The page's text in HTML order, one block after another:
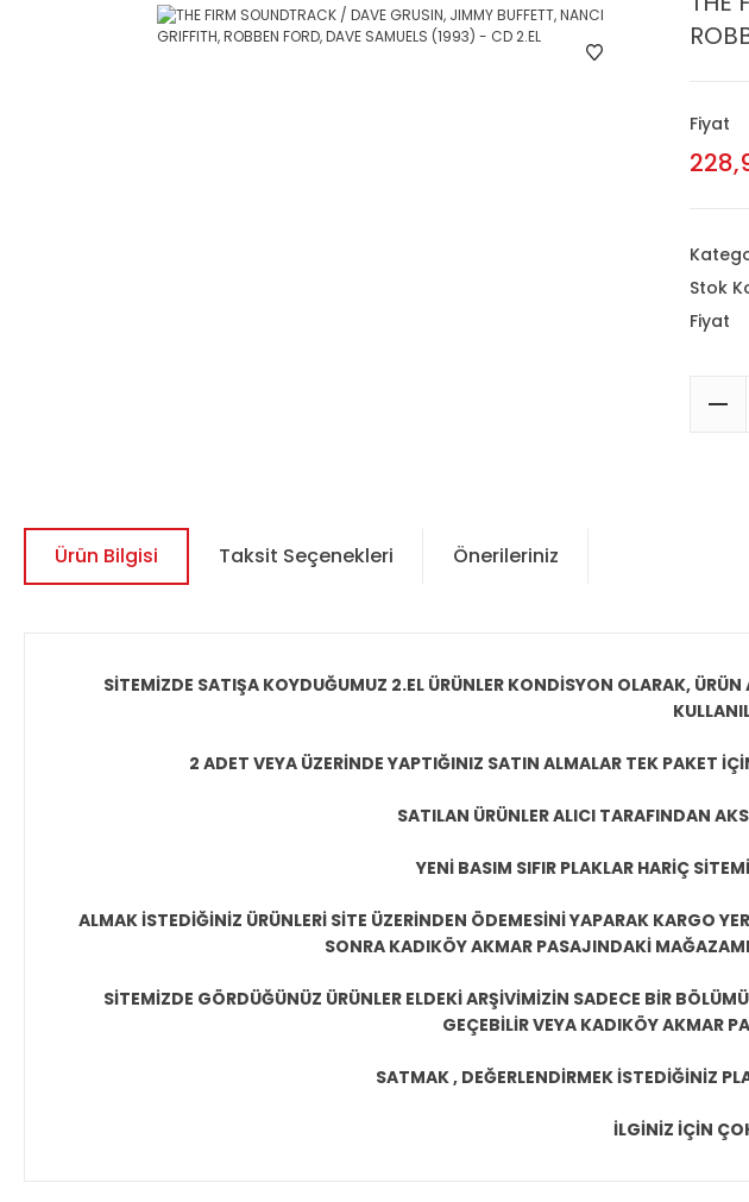
Fiyat
Stok
Fiyat
Ürün Bilgisi Taksit Seçenekleri Önerileriniz
SİTEMİZDE SATIŞA KOYDUĞUMUZ 2.EL ÜRÜNLER KONDİSYON OLARAK,
2 ADET VEYA ÜZERİNDE YAPTIĞINIZ SATIN ALMALAR TEK PAKET
SATILAN ÜRÜNLER ALICI TARAFINDAN
YENİ BASIM SIFIR PLAKLAR HARİÇ
ALMAK İSTEDİĞİNİZ ÜRÜNLERİ SİTE ÜZERİNDEN ÖDEMESİNİ YAPARAK KARGO
SONRA KADIKÖY AKMAR PASAJINDAKİ
SİTEMİZDE GÖRDÜĞÜNÜZ ÜRÜNLER ELDEKİ ARŞİVİMİZİN SADECE BİR
GEÇEBİLİR VEYA KADIKÖY AKMAR
SATMAK , DEĞERLENDİRMEK İSTEDİĞİNİZ
İLGİNİZ İÇİN